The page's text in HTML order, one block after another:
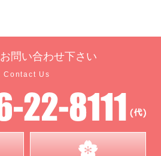
お問い合わせ下さい
Contact Us